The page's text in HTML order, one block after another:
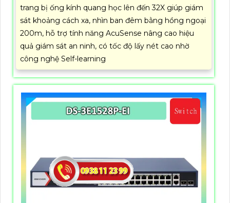
trang bị ống kính quang học lên đến 32X giúp giám
sát khoảng cách xa, nhìn ban đêm bằng hồng ngoại
200m, hỗ trợ tính năng AcuSense nâng cao hiệu
quả giám sát an ninh, có tốc độ lấy nét cao nhờ
công nghệ Self-learning